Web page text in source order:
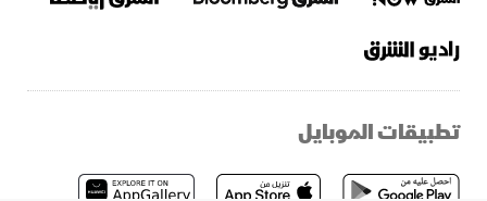
تطبيقات الموبايل